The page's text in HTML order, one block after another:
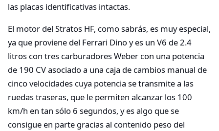
las placas identificativas intactas.
El motor del Stratos HF, como sabrás, es muy especial,
ya que proviene del Ferrari Dino y es un V6 de 2.4
litros con tres carburadores Weber con una potencia
de 190 CV asociado a una caja de cambios manual de
cinco velocidades cuya potencia se transmite a las
ruedas traseras, que le permiten alcanzar los 100
km/h en tan sólo 6 segundos, y es algo que se
consigue en parte gracias al contenido peso del